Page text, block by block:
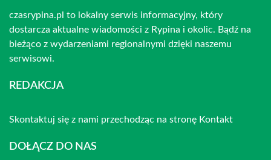
czasrypina.pl to lokalny serwis informacyjny, który
dostarcza aktualne wiadomości z Rypina i okolic. Bądź na
bieżąco z wydarzeniami regionalnymi dzięki naszemu
serwisowi.
REDAKCJA
Skontaktuj się z nami przechodząc na stronę Kontakt
DOŁĄCZ DO NAS